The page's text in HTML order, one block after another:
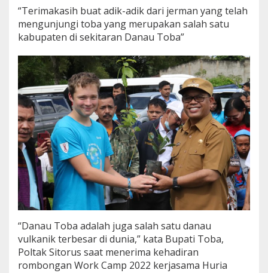
0
2
2
e
r
j
a
s
a
m
a
G
e
r
e
j
a
H
r
i
a
K
“Terimakasih buat adik-adik dari jerman yang telah
mengunjungi toba yang merupakan salah satu
kabupaten di sekitaran Danau Toba”
“Danau Toba adalah juga salah satu danau
vulkanik terbesar di dunia,” kata Bupati Toba,
Poltak Sitorus saat menerima kehadiran
rombongan Work Camp 2022 kerjasama Huria